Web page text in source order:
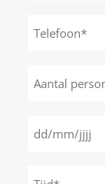
personen
DD
MM